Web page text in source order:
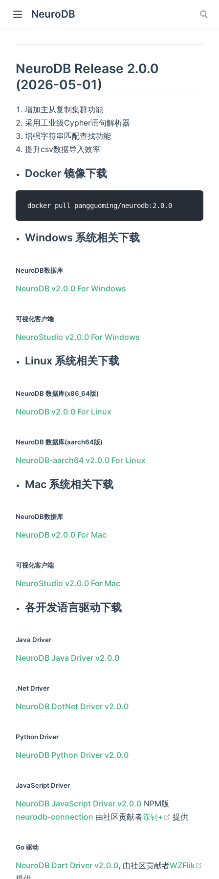
NeuroDB
NeuroDB Release 2.0.0
(2026-05-01)
增加主从复制集群功能
采用工业级Cypher语句解析器
增强字符串匹配查找功能
提升csv数据导入效率
Docker 镜像下载
Windows 系统相关下载
NeuroDB数据库
NeuroDB v2.0.0 For Windows
可视化客户端
NeuroStudio v2.0.0 For Windows
Linux 系统相关下载
NeuroDB 数据库(x86_64版)
NeuroDB v2.0.0 For Linux
NeuroDB 数据库(aarch64版)
NeuroDB-aarch64 v2.0.0 For Linux
Mac 系统相关下载
NeuroDB数据库
NeuroDB v2.0.0 For Mac
可视化客户端
NeuroStudio v2.0.0 For Mac
各开发语言驱动下载
Java Driver
NeuroDB Java Driver v2.0.0
.Net Driver
NeuroDB DotNet Driver v2.0.0
Python Driver
NeuroDB Python Driver v2.0.0
JavaScript Driver
NeuroDB JavaScript Driver v2.0.0 NPM版
neurodb-connection 由社区贡献者陈钊+ (opens new
提供
Go 驱动
NeuroDB Dart Driver v2.0.0, 由社区贡献者WZFlik